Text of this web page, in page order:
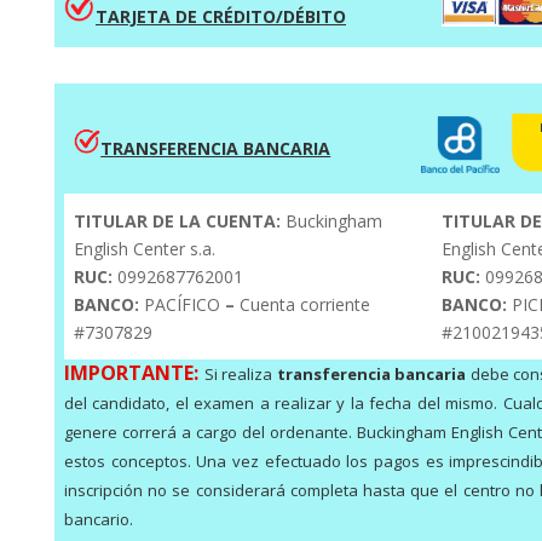
TARJETA DE CRÉDITO/DÉBITO
TRANSFERENCIA BANCARIA
TITULAR DE LA CUENTA: Buckingham
English Center s.a.
RUC: 0992687762001
BANCO: PACÍFICO – Cuenta corriente
#7307829
TITULAR
English
RUC:
BANCO:
IMPORTANTE: Si realiza transferencia bancaria debe
del candidato, el examen a realizar y la fecha del mismo.
genere correrá a cargo del ordenante. Buckingham English
estos conceptos. Una vez efectuado los pagos es
inscripción no se considerará completa hasta que el centro
bancario.